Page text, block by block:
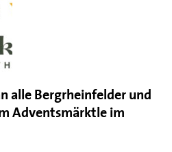
alle Bergrheinfelder und
Adventsmärktle im